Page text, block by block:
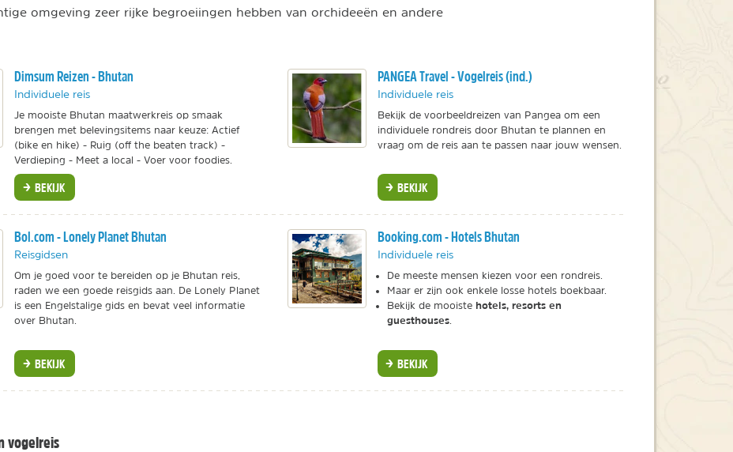
omgeving zeer rijke begroeiingen hebben van orchideeën en andere
Dimsum Reizen - Bhutan
Individuele reis
Je mooiste Bhutan maatwerkreis op smaak
brengen met belevingsitems naar keuze: Actief
(bike en hike) - Ruig (off the beaten track) -
Verdieping - Meet a local - Voer voor foodies.
BEKIJK
PANGEA Travel - Vogelreis (ind.)
Individuele reis
Bekijk de voorbeeldreizen van Pangea om een
individuele rondreis door Bhutan te plannen en
vraag om de reis aan te passen naar jouw wensen.
BEKIJK
Bol.com - Lonely Planet Bhutan
Reisgidsen
Om je goed voor te bereiden op je Bhutan reis,
raden we een goede reisgids aan. De Lonely Planet
is een Engelstalige gids en bevat veel informatie
over Bhutan.
BEKIJK
Booking.com - Hotels Bhutan
Individuele reis
De meeste mensen kiezen voor een rondreis.
Maar er zijn ook enkele losse hotels boekbaar.
Bekijk de mooiste hotels, resorts en
guesthouses.
BEKIJK
vogelreis